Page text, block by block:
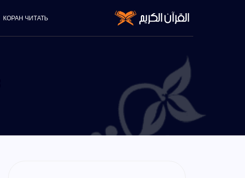
КОРАН ЧИТАТЬ